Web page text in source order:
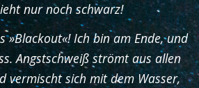
nur noch schwarz!
»Blackout«! Ich bin am Ende, und
Angstschweiß strömt aus allen
vermischt sich mit dem Wasser,